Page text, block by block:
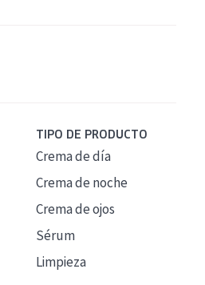
TIPO DE PRODUCTO
Crema de día
Crema de noche
Crema de ojos
Sérum
Limpieza